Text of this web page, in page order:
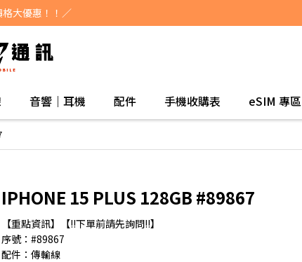
大優惠！！／
音響｜耳機 配件 手機收購表 eSIM 專區
IPHONE 15 PLUS 128GB #89867
【重點資訊】【!!下單前請先詢問!!】
序號：#89867
配件：傳輸線